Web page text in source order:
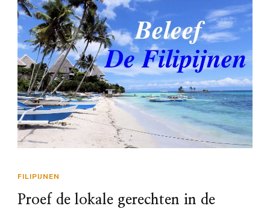
FILIPIJNEN
Proef de lokale gerechten in de